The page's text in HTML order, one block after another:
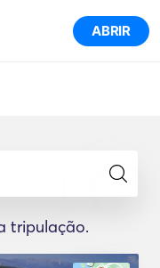
ABRIR
tripulação.